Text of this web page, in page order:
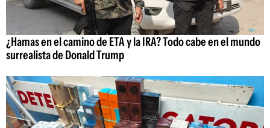
¿Hamas en el camino de ETA y la IRA? Todo cabe en el mundo
surrealista de Donald Trump